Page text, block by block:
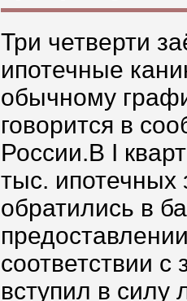
Три четверти
ипотечные
обычному
говорится в
России.В I
тыс.
обратились в
соответствии с
вступил в силу